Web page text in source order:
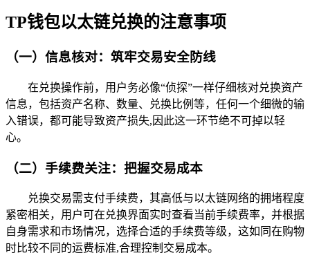
TP钱包以太链兑换的注意事项
（一）信息核对：筑牢交易安全防线
在兑换操作前，用户务必像“侦探”一样仔细核对兑换资产
信息，包括资产名称、数量、兑换比例等，任何一个细微的输
入错误，都可能导致资产损失,因此这一环节绝不可掉以轻
心。
（二）手续费关注：把握交易成本
兑换交易需支付手续费，其高低与以太链网络的拥堵程度
紧密相关，用户可在兑换界面实时查看当前手续费率，并根据
自身需求和市场情况，选择合适的手续费等级，这如同在购物
时比较不同的运费标准,合理控制交易成本。